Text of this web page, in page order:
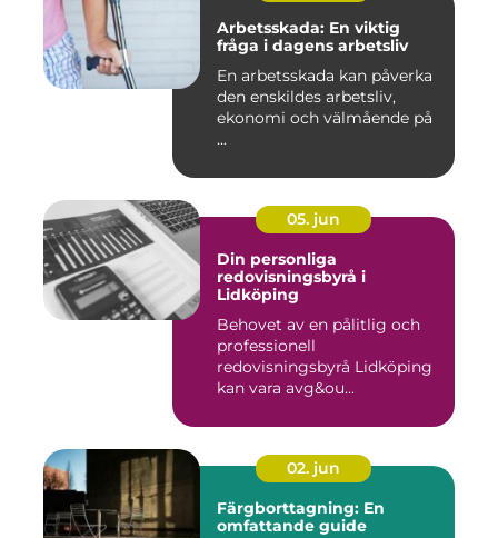
Arbetsskada: En viktig
fråga i dagens arbetsliv
En arbetsskada kan påverka
den enskildes arbetsliv,
ekonomi och välmående på
...
05. jun
Din personliga
redovisningsbyrå i
Lidköping
Behovet av en pålitlig och
professionell
redovisningsbyrå Lidköping
kan vara avg&ou...
02. jun
Färgborttagning: En
omfattande guide